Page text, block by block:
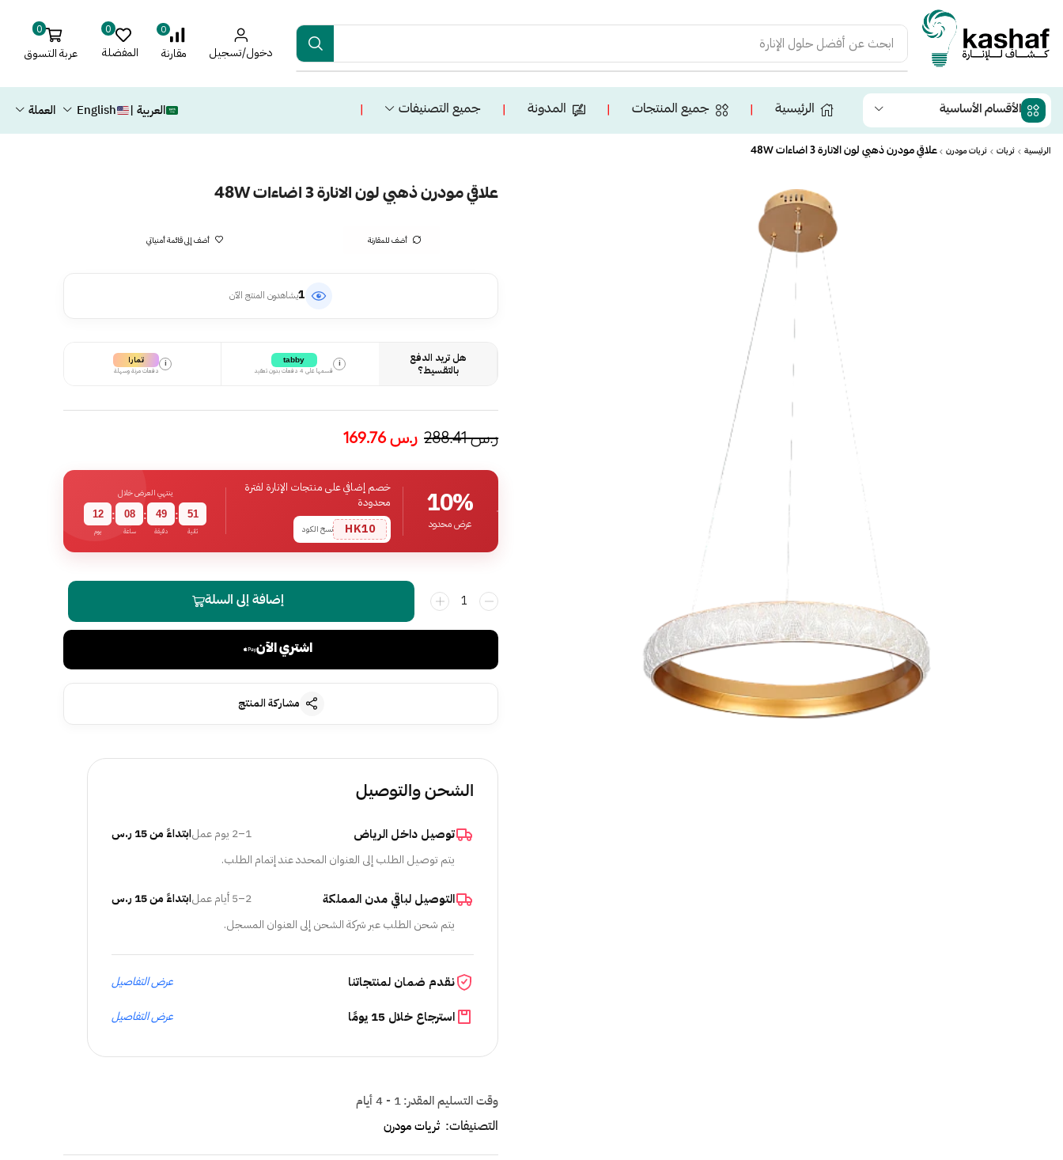
ابحث عن أفضل حلول الإنارة دخول/تسجيل
0
مقارنة
0
المفضلة
0
عربة التسوق
الأقسام الأساسية الرئيسية ❘ جميع المنتجات ❘ المدونة ❘ جميع التصنيفات ❘ العربية | English العملة
الرئيسية ثريات ثريات مودرن علاقي مودرن ذهبي لون الانارة 3 اضاءات 48W
علاقي مودرن ذهبي لون الانارة 3 اضاءات 48W
أضف للمقارنة أضف إلى قائمة أمنياتي
1يشاهدون المنتج الآن
هل تريد الدفع
بالتقسيط؟
i
tabby
قسمها على 4 دفعات بدون تعقيد
i تمارا
دفعات مرنة وسهلة
ر.س288.41 ر.س169.76
10%
عرض محدود
خصم إضافي على منتجات الإنارة لفترة
محدودة
HK10 نسخ الكود
ينتهي العرض خلال
12
يوم
: 08
ساعة
: 49
دقيقة
: 50
ثانية
إضافة إلى السلة
اشتري الآن
مشاركة المنتج
الشحن والتوصيل
توصيل داخل الرياض 1–2 يوم عمل
ابتداءً من 15 ر.س
يتم توصيل الطلب إلى العنوان المحدد عند إتمام الطلب.
التوصيل لباقي مدن المملكة 2–5 أيام عمل
ابتداءً من 15 ر.س
يتم شحن الطلب عبر شركة الشحن إلى العنوان المسجل.
نقدم ضمان لمنتجاتنا عرض التفاصيل
استرجاع خلال 15 يومًا عرض التفاصيل
وقت التسليم المقدر:1 - 4 أيام
التصنيفات: ثريات مودرن